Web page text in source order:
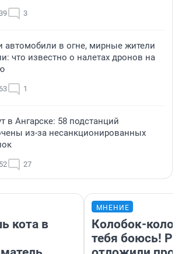
3
автомобили в огне, мирные жители
что известно о налетах дронов на
1
в Ангарске: 58 подстанций
из-за несанкционированных
27
кота в
МНЕНИЕ
Колобок-
тебя боюсь!